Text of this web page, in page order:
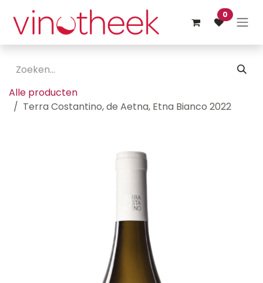
Overslaan naar inhoud
0
Alle producten
Terra Costantino, de Aetna, Etna Bianco 2022